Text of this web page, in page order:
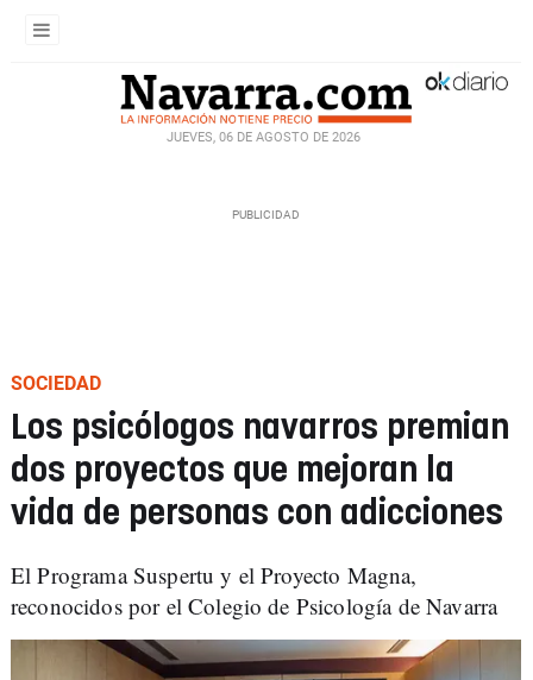
JUEVES, 06 DE AGOSTO DE 2026
SOCIEDAD
Los psicólogos navarros premian
dos proyectos que mejoran la
vida de personas con adicciones
El Programa Suspertu y el Proyecto Magna,
reconocidos por el Colegio de Psicología de Navarra